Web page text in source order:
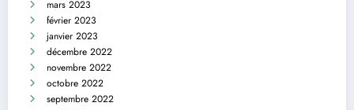
mars 2023
février 2023
janvier 2023
décembre 2022
novembre 2022
octobre 2022
septembre 2022